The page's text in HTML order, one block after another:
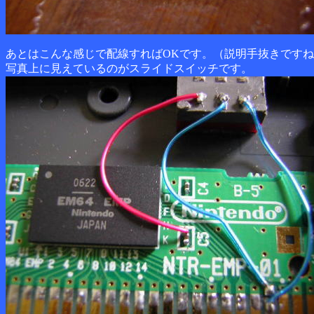
あとはこんな感じで配線すればOKです。（説明手抜きです
写真上に見えているのがスライドスイッチです。